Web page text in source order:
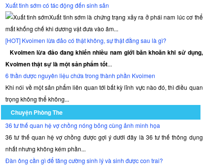
Xuất tinh sớm có tác động đến sinh sản
Xuất tinh sớm là chứng trạng xảy ra ở phái nam lúc cơ thể
mất khống chế khi dương vật đưa vào âm...
[HOT] Kvoimen lừa đảo có thật không, sự thật đằng sau là gì?
Kvoimen lừa đảo đang khiến nhiều nam giới băn khoăn khi sử dụng,
Kvoimen thật sự là một sản phẩm tốt...
6 thần dược nguyên liệu chứa trong thành phần Kvoimen
Khi nói về một sản phẩm liên quan tới bất kỳ lĩnh vực nào đó, thì điều quan
trọng không thể không...
Chuyện Phòng The
36 tư thế quan hệ vợ chồng nóng bỏng cùng ảnh minh họa
36 tư thế quan hệ vợ chồng được gợi ý dưới đây là 36 tư thế thông dụng
nhất nhưng không kém phần...
Đàn ông cần gì để tăng cường sinh lý và sinh được con trai?